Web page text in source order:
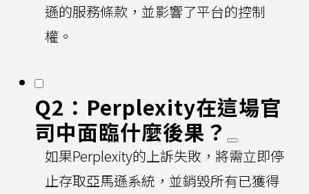
遜的服務條款，並影響了平台的控制
權。
Q2：Perplexity在這場官
司中面臨什麼後果？
如果Perplexity的上訴失敗，將需立即停
止存取亞馬遜系統，並銷毀所有已獲得